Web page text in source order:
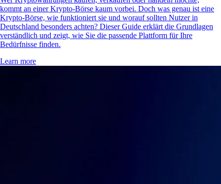
kommt an einer Krypto-Börse kaum vorbei. Doch was genau ist eine
Krypto-Börse, wie funktioniert sie und worauf sollten Nutzer in
Deutschland besonders achten? Dieser Guide erklärt die Grundlagen
verständlich und zeigt, wie Sie die passende Plattform für Ihre
Bedürfnisse finden.
Learn more